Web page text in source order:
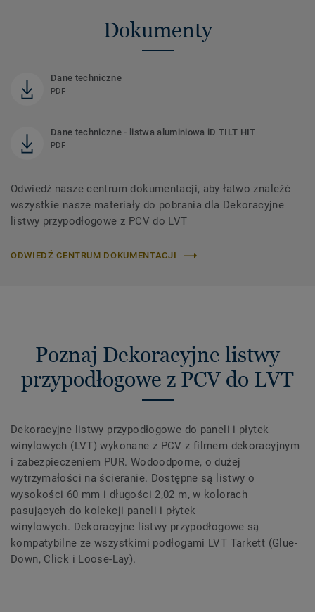
Dokumenty
Dane techniczne
PDF
Dane techniczne - listwa aluminiowa iD TILT HIT
PDF
Odwiedź nasze centrum dokumentacji, aby łatwo znaleźć
wszystkie nasze materiały do ​​pobrania dla Dekoracyjne
listwy przypodłogowe z PCV do LVT
ODWIEDŹ CENTRUM DOKUMENTACJI
Poznaj Dekoracyjne listwy
przypodłogowe z PCV do LVT
Dekoracyjne listwy przypodłogowe do paneli i płytek
winylowych (LVT) wykonane z PCV z filmem dekoracyjnym
i zabezpieczeniem PUR. Wodoodporne, o dużej
wytrzymałości na ścieranie. Dostępne są listwy o
wysokości 60 mm i długości 2,02 m, w kolorach
pasujących do kolekcji paneli i płytek
winylowych. Dekoracyjne listwy przypodłogowe są
kompatybilne ze wszystkimi podłogami LVT Tarkett (Glue-
Down, Click i Loose-Lay).